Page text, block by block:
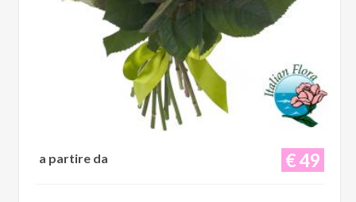
€ 49
a partire da